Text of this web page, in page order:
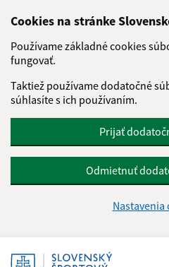
Cookies na stránke
Používame základné cookies
fungovať.
Taktiež používame dodatočné
súhlasíte s ich používaním.
Prijať
Odmietnuť
Nastavenia